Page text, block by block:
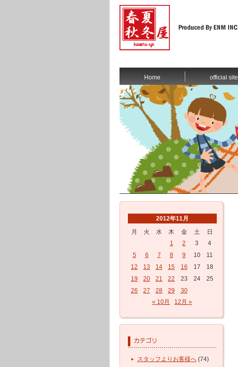
Home official site
2012年11月
月
火 水 木 金 土
日
1
2 3
4
5
6 7 8 9 10
11
12
13 14 15 16 17
18
19
20 21 22 23 24
25
26
27 28 29
30
« 10月
12月 »
スタッフよりお客様へ (74)